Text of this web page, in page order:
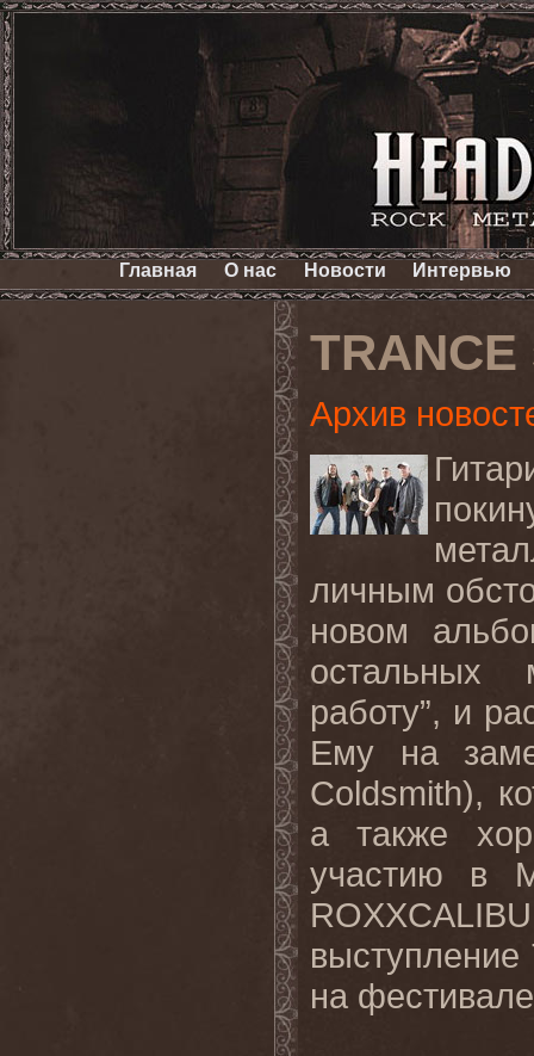
Главная О нас Новости Интервью
Архив
личным
новом
остальных
работу”, и
Ему на
Coldsmith),
а также
участию в
на